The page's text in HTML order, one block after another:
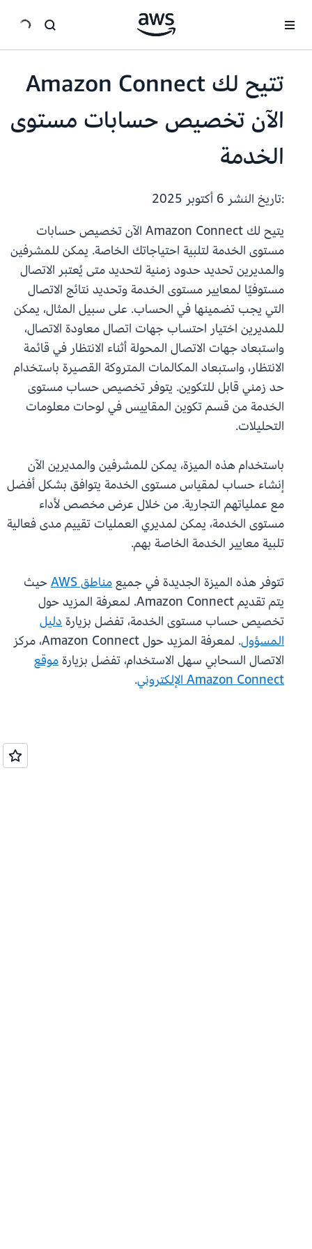
تتيح لك Amazon Connect
الآن تخصيص حسابات مستوى
الخدمة
:تاريخ النشر
يتيح لك Amazon Connect الآن تخصيص حسابات
مستوى الخدمة لتلبية احتياجاتك الخاصة. يمكن للمشرفين
والمديرين تحديد حدود زمنية لتحديد متى يُعتبر الاتصال
مستوفيًا لمعايير مستوى الخدمة وتحديد نتائج الاتصال
التي يجب تضمينها في الحساب. على سبيل المثال، يمكن
للمديرين اختيار احتساب جهات اتصال معاودة الاتصال،
واستبعاد جهات الاتصال المحولة أثناء الانتظار في قائمة
الانتظار، واستبعاد المكالمات المتروكة القصيرة باستخدام
حد زمني قابل للتكوين. يتوفر تخصيص حساب مستوى
الخدمة من قسم تكوين المقاييس في لوحات معلومات
التحليلات.
باستخدام هذه الميزة، يمكن للمشرفين والمديرين الآن
إنشاء حساب لمقياس مستوى الخدمة يتوافق بشكل أفضل
مع عملياتهم التجارية. من خلال عرض مخصص لأداء
مستوى الخدمة، يمكن لمديري العمليات تقييم مدى فعالية
تلبية معايير الخدمة الخاصة بهم.
تتوفر هذه الميزة الجديدة في جميعمناطق AWS
حيث
يتم تقديم Amazon Connect. لمعرفة المزيد حول
تخصيص حساب مستوى الخدمة، تفضل بزيارةدليل
المسؤول
. لمعرفة المزيد حول Amazon Connect، مركز
الاتصال السحابي سهل الاستخدام، تفضل بزيارةموقع
Amazon Connect الإلكتروني
.